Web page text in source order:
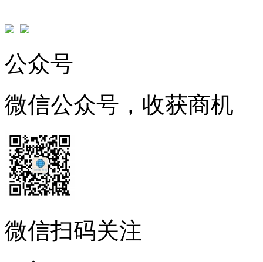
公众号
微信公众号，收获商机
微信扫码关注